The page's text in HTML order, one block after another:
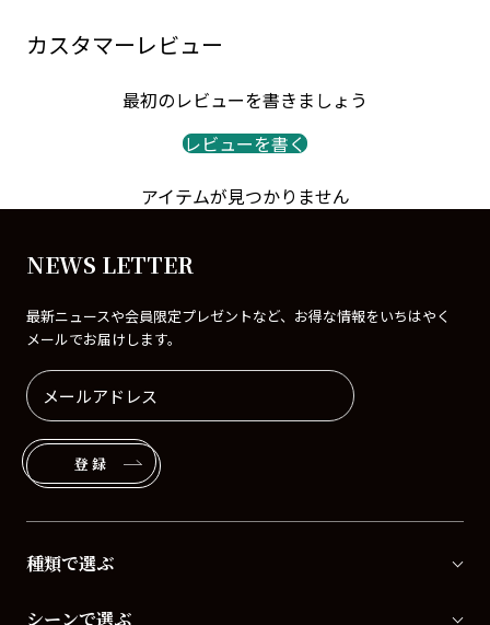
カスタマーレビュー
最初のレビューを書きましょう
レビューを書く
アイテムが見つかりません
NEWS LETTER
最新ニュースや会員限定プレゼントなど、お得な情報をいちはやく
メールでお届けします。
登録
種類で選ぶ
シーンで選ぶ